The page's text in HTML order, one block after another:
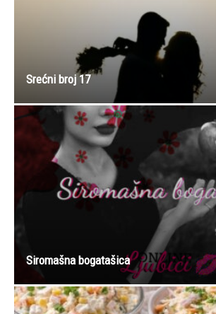
Srećni broj 17
Siromašna bogatašica